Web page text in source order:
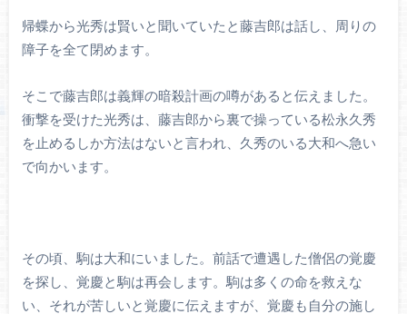
帰蝶から光秀は賢いと聞いていたと藤吉郎は話し、周りの
障子を全て閉めます。
そこで藤吉郎は義輝の暗殺計画の噂があると伝えました。
衝撃を受けた光秀は、藤吉郎から裏で操っている松永久秀
を止めるしか方法はないと言われ、久秀のいる大和へ急い
で向かいます。
その頃、駒は大和にいました。前話で遭遇した僧侶の覚慶
を探し、覚慶と駒は再会します。駒は多くの命を救えな
い、それが苦しいと覚慶に伝えますが、覚慶も自分の施し